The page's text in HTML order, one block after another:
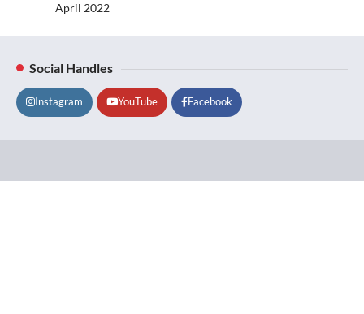
April 2022
Social Handles
Instagram YouTube Facebook